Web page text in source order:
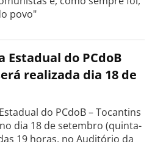
povo"
Estadual do PCdoB
realizada dia 18 de
do PCdoB – Tocantins
dia 18 de setembro (quinta-
19 horas, no Auditório da